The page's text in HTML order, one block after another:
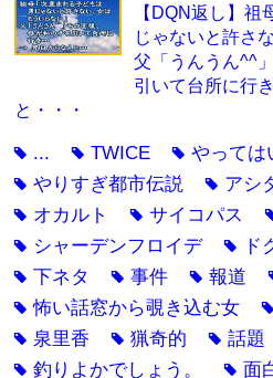
【DQN返し】祖
じゃないと許さ
父「うんうん^^
引いて台所に行
と・・・
tag ... tagTWICE tagやっては
tagやりすぎ都市伝説 tag アシ
tag オカルト tagサイコパス
tag シャーデンフロイデ tag ド
tag下ネタ tag事件 tag報道
tag怖い話窓から覗き込む女
tag 泉里香 tag猟奇的 tag話題
tag釣りよかでしょう。 tag 面